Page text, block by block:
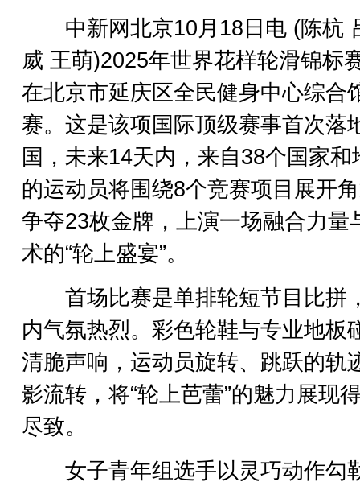
中新网北京10月18日电 (陈杭
威 王萌)2025年世界花样轮滑锦标
在北京市延庆区全民健身中心综合
赛。这是该项国际顶级赛事首次落
国，未来14天内，来自38个国家和
的运动员将围绕8个竞赛项目展开
争夺23枚金牌，上演一场融合力量
术的“轮上盛宴”。
首场比赛是单排轮短节目比拼
内气氛热烈。彩色轮鞋与专业地板
清脆声响，运动员旋转、跳跃的轨
影流转，将“轮上芭蕾”的魅力展现
尽致。
女子青年组选手以灵巧动作勾